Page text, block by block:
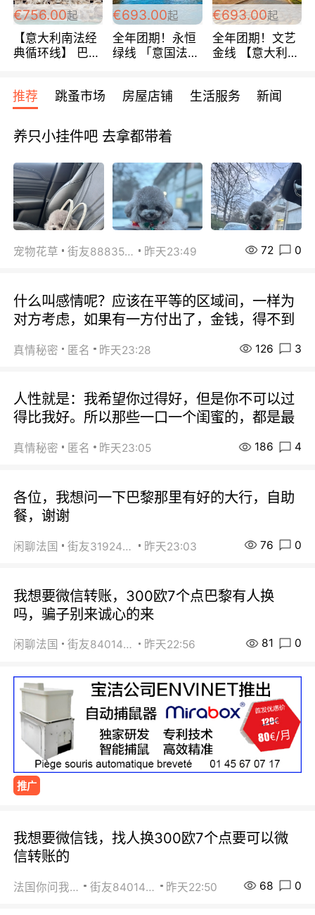
€756.00起
【意大利南法经
典循环线】 巴黎
宾馆 108欧/天起
全程756欧/位
€693.00起
全年团期！永恒
绿线 「意国法
欧/天起 ~包拼房
€693.00起
全年团期！文艺
金线 【意大利一
每周铁发！
推荐 跳蚤市场 房屋店铺 生活服务 新闻
养只小挂件吧 去拿都带着
宠物花草 街友88835518 昨天23:49 72 0
什么叫感情呢？应该在平等的区域间，一样为
对方考虑，如果有一方付出了，金钱，得不到
真情秘密 匿名 昨天23:28 126 3
人性就是：我希望你过得好，但是你不可以过
得比我好。所以那些一口一个闺蜜的，都是最
真情秘密 匿名 昨天23:05 186 4
各位，我想问一下巴黎那里有好的大行，自助
餐，谢谢
闲聊法国 街友31924072 昨天23:03 76 0
我想要微信转账，300欧7个点巴黎有人换
吗，骗子别来诚心的来
闲聊法国 街友84014588 昨天22:56 81 0
推广
我想要微信钱，找人换300欧7个点要可以微
信转账的
法国你问我答 街友84014588 昨天22:50 68 0